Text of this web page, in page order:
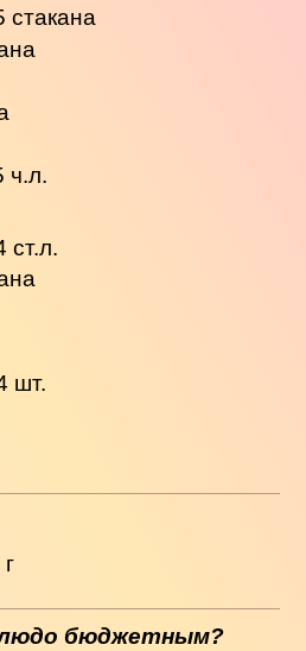
стакана
ч.л.
ст.л.
шт.
бюджетным?